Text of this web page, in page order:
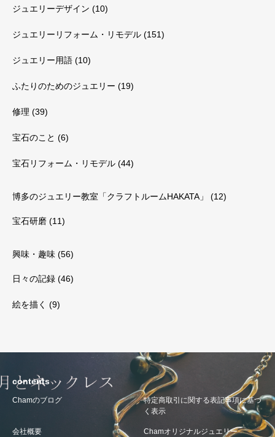
ジュエリーデザイン (10)
ジュエリーリフォーム・リモデル (151)
ジュエリー用語 (10)
ふたりのためのジュエリー (19)
修理 (39)
宝石のこと (6)
宝石リフォーム・リモデル (44)
博多のジュエリー教室「クラフトルームHAKATA」 (12)
宝石研磨 (11)
興味・趣味 (56)
日々の記録 (46)
絵を描く (9)
contents
Chamのブログ
特定商取引に関する表記事項に基づ
く表示
会社概要 Chamオリジナルジュエリー